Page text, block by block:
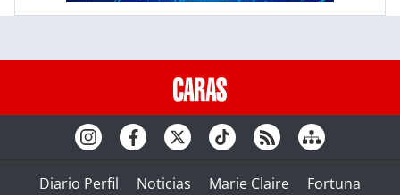
Diario Perfil Noticias Marie Claire
Fortuna